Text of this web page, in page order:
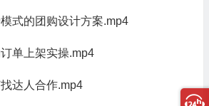
式的团购设计方案.mp4
单上架实操.mp4
达人合作.mp4